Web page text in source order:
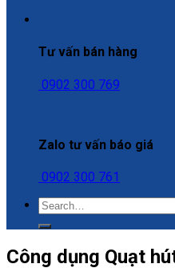
Tư vấn bán hàng
0902 300 769
Zalo tư vấn báo giá
0902 300 761
Công dụng Quạt